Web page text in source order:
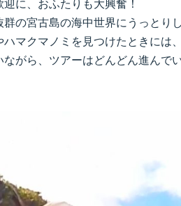
に、おふたりも大興奮！
群の宮古島の海中世界にうっとり
ハマクマノミを見つけたときには
がら、ツアーはどんどん進んで